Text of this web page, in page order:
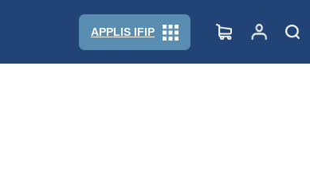
APPLIS IFIP